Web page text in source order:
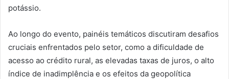
potássio.
Ao longo do evento, painéis temáticos discutiram desafios
cruciais enfrentados pelo setor, como a dificuldade de
acesso ao crédito rural, as elevadas taxas de juros, o alto
índice de inadimplência e os efeitos da geopolítica